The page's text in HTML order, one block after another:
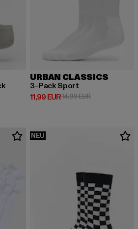
11,99 EUR
URBAN CLASSICS
3-Pack Sport
11,99 EUR
Derzeitiger Preis: 11,99 EUR
14,99 EURAktionspreis:
NEU